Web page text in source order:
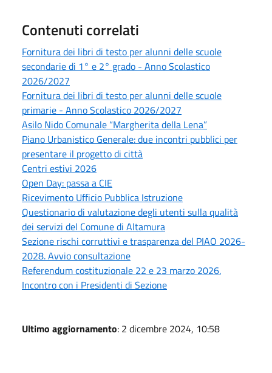
Contenuti correlati
Fornitura dei libri di testo per alunni delle scuole
secondarie di 1° e 2° grado - Anno Scolastico
2026/2027
Fornitura dei libri di testo per alunni delle scuole
primarie - Anno Scolastico 2026/2027
Asilo Nido Comunale “Margherita della Lena”
Piano Urbanistico Generale: due incontri pubblici per
presentare il progetto di città
Centri estivi 2026
Open Day: passa a CIE
Ricevimento Ufficio Pubblica Istruzione
Questionario di valutazione degli utenti sulla qualità
dei servizi del Comune di Altamura
Sezione rischi corruttivi e trasparenza del PIAO 2026-
2028. Avvio consultazione
Referendum costituzionale 22 e 23 marzo 2026.
Incontro con i Presidenti di Sezione
Ultimo aggiornamento: 2 dicembre 2024, 10:58